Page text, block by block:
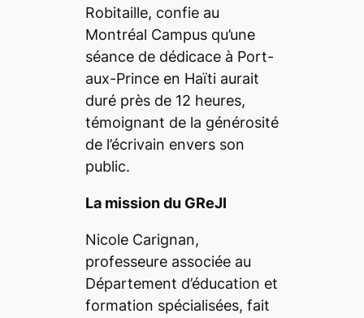
Robitaille, confie au
Montréal Campusqu’une
séance de dédicace à Port-
aux-Prince en Haïti aurait
duré près de 12 heures,
témoignant de la générosité
de l’écrivain envers son
public.
La mission du GReJI
Nicole Carignan,
professeure associée au
Département d’éducation et
formation spécialisées, fait